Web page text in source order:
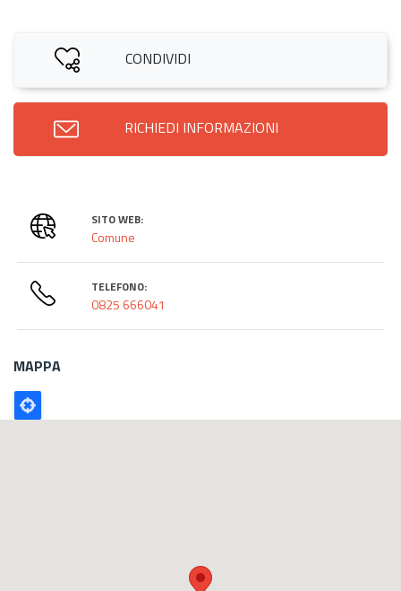
CONDIVIDI
RICHIEDI INFORMAZIONI
SITO WEB:
Comune
TELEFONO:
0825 666041
MAPPA
Poligono
GEO